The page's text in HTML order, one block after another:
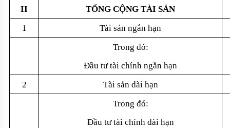
II
TỔNG CỘNG TÀI SẢN
1
Tài sản ngắn hạn
Trong đó:
Đầu tư tài chính ngắn hạn
2
Tài sản dài hạn
Trong đó:
Đầu tư tài chính dài hạn